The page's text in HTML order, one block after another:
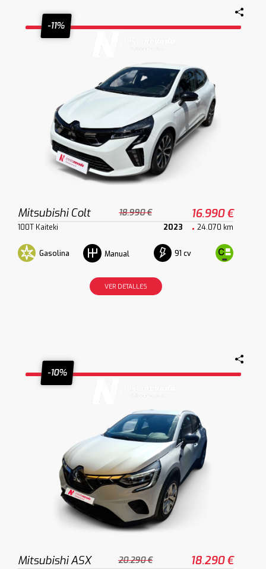
-11%
Mitsubishi Colt 18.990 € 16.990 €
100T Kaiteki 2023 24.070 km
Gasolina Manual 91 cv
VER DETALLES
-10%
Mitsubishi ASX 20.290 € 18.290 €